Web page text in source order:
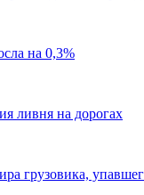
на 0,3%
ливня на дорогах
грузовика,